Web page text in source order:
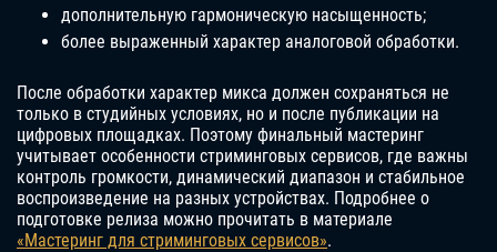
дополнительную гармоническую насыщенность;
более выраженный характер аналоговой обработки.
После обработки характер микса должен сохраняться не
только в студийных условиях, но и после публикации на
цифровых площадках. Поэтому финальный мастеринг
учитывает особенности стриминговых сервисов, где важны
контроль громкости, динамический диапазон и стабильное
воспроизведение на разных устройствах. Подробнее о
подготовке релиза можно прочитать в материале
«Мастеринг для стриминговых сервисов».